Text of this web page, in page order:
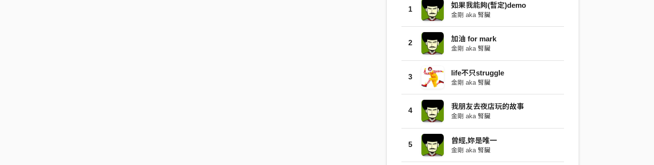
1 如果我能夠(暫定)demo
金剛 aka 腎臟
2 加油 for mark
金剛 aka 腎臟
3 life不只struggle
金剛 aka 腎臟
4 我朋友去夜店玩的故事
金剛 aka 腎臟
5 曾經,妳是唯一
金剛 aka 腎臟